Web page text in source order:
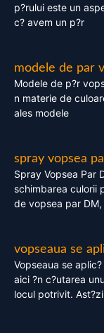
p?rului este un
c? avem un p?r
modele de par
Modele de p?r
n materie de
ales modele
spray vopsea
Spray Vopsea Par
schimbarea culorii
de vopsea par DM,
vopseaua se
Vopseaua se
aici ?n c?utarea
locul potrivit. Ast?zi